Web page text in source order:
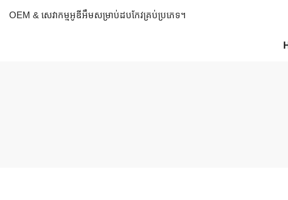
OEM & សេវាកម្មអូឌីអឹមសម្រាប់ដបកែវគ្រប់ប្រភេទ។